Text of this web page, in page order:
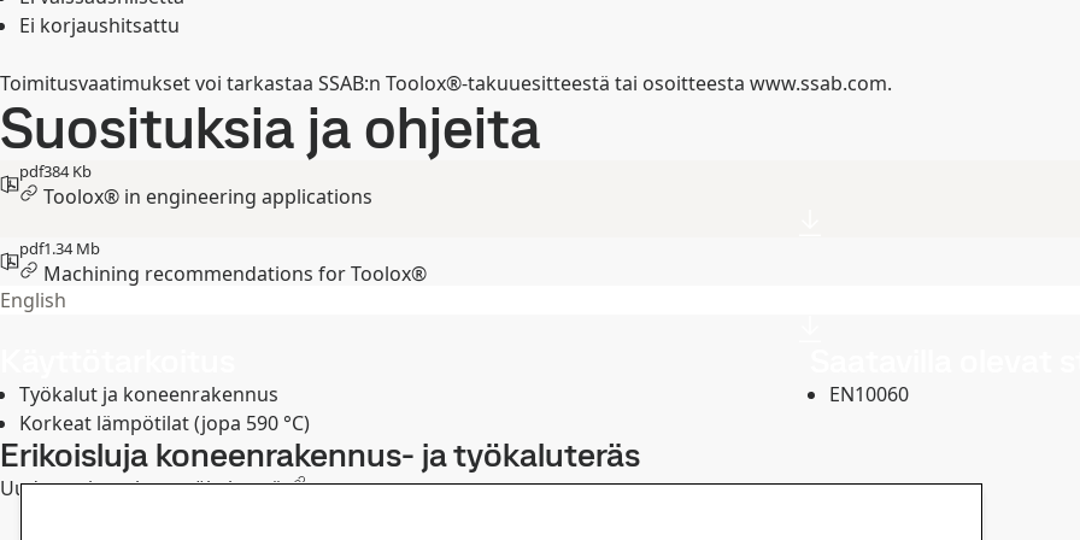
Ei korjaushitsattu
Toimitusvaatimukset voi tarkastaa SSAB:n Toolox®-takuuesitteestä tai osoitteesta www.ssab.com.
Suosituksia ja ohjeita
pdf384 Kb
Toolox® in engineering applications
pdf1.34 Mb
Machining recommendations for Toolox®
English
Työkalut ja koneenrakennus
Korkeat lämpötilat (jopa 590 °C)
EN10060
Erikoisluja koneenrakennus- ja työkaluteräs
Uuden sukupolventyökaluteräs .